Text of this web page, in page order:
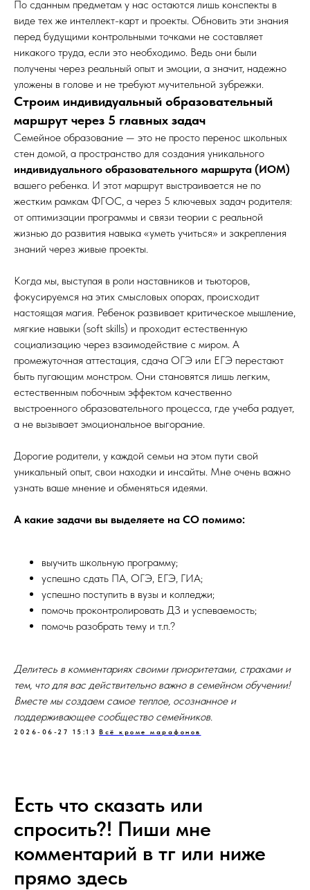
По сданным предметам у нас остаются лишь конспекты в
виде тех же интеллект-карт и проекты. Обновить эти знания
перед будущими контрольными точками не составляет
никакого труда, если это необходимо. Ведь они были
получены через реальный опыт и эмоции, а значит, надежно
уложены в голове и не требуют мучительной зубрежки.
Строим индивидуальный образовательный
маршрут через 5 главных задач
Семейное образование — это не просто перенос школьных
стен домой, а пространство для создания уникального
индивидуального образовательного маршрута (ИОМ)
вашего ребенка. И этот маршрут выстраивается не по
жестким рамкам ФГОС, а через 5 ключевых задач родителя:
от оптимизации программы и связи теории с реальной
жизнью до развития навыка «уметь учиться» и закрепления
знаний через живые проекты.
Когда мы, выступая в роли наставников и тьюторов,
фокусируемся на этих смысловых опорах, происходит
настоящая магия. Ребенок развивает критическое мышление,
мягкие навыки (soft skills) и проходит естественную
социализацию через взаимодействие с миром. А
промежуточная аттестация, сдача ОГЭ или ЕГЭ перестают
быть пугающим монстром. Они становятся лишь легким,
естественным побочным эффектом качественно
выстроенного образовательного процесса, где учеба радует,
а не вызывает эмоциональное выгорание.
Дорогие родители, у каждой семьи на этом пути свой
уникальный опыт, свои находки и инсайты. Мне очень важно
узнать ваше мнение и обменяться идеями.
А какие задачи вы выделяете на СО помимо:
выучить школьную программу;
успешно сдать ПА, ОГЭ, ЕГЭ, ГИА;
успешно поступить в вузы и колледжи;
помочь проконтролировать ДЗ и успеваемость;
помочь разобрать тему и т.п.?
Делитесь в комментариях своими приоритетами, страхами и
тем, что для вас действительно важно в семейном обучении!
Вместе мы создаем самое теплое, осознанное и
поддерживающее сообщество семейников.
2026-06-27 15:13 Всё кроме марафонов
Есть что сказать или
спросить?! Пиши мне
комментарий в тг или ниже
прямо здесь